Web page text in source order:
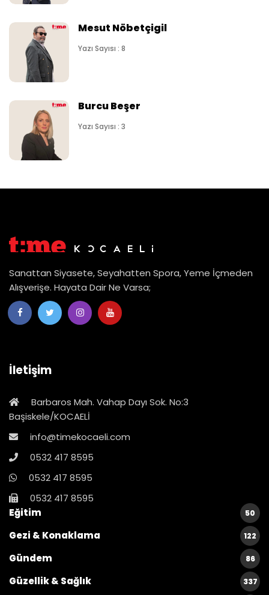
Mesut Nöbetçigil
Yazı Sayısı : 8
Burcu Beşer
Yazı Sayısı : 3
Sanattan Siyasete, Seyahatten Spora, Yeme İçmeden
Alışverişe. Hayata Dair Ne Varsa;
İletişim
Barbaros Mah. Vahap Dayı Sok. No:3
Başiskele/KOCAELİ
info@timekocaeli.com
0532 417 8595
0532 417 8595
0532 417 8595
Eğitim
50
Gezi & Konaklama 122
Gündem 86
Güzellik & Sağlık 337